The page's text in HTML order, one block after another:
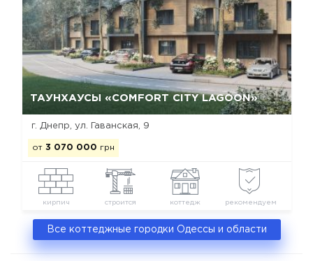
ТАУНХАУСЫ «COMFORT CITY LAGOON»
г. Днепр, ул. Гаванская, 9
от 3 070 000 грн
кирпич строится коттедж рекомендуем
Да, удалить
Все коттеджные городки Одессы и области